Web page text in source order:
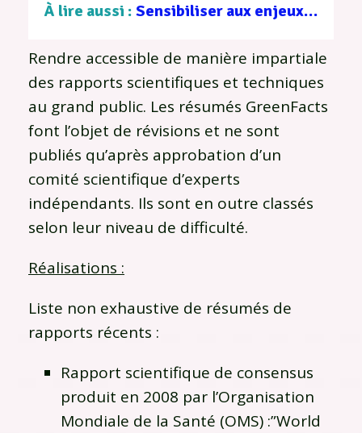
À lire aussi : Sensibiliser aux enjeux de santé et d’environnement, une nécessité collective
Rendre accessible de manière impartiale
des rapports scientifiques et techniques
au grand public. Les résumés GreenFacts
font l’objet de révisions et ne sont
publiés qu’après approbation d’un
comité scientifique d’experts
indépendants. Ils sont en outre classés
selon leur niveau de difficulté.
Réalisations :
Liste non exhaustive de résumés de
rapports récents :
Rapport scientifique de consensus
produit en 2008 par l’Organisation
Mondiale de la Santé (OMS) :”World